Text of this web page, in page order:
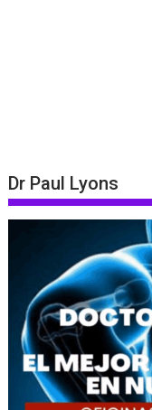
Dr Paul Lyons